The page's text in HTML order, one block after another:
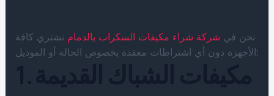
نحن في شركة شراء مكيفات السكراب بالدمام نشتري كافة
الأجهزة دون أي اشتراطات معقدة بخصوص الحالة أو الموديل: